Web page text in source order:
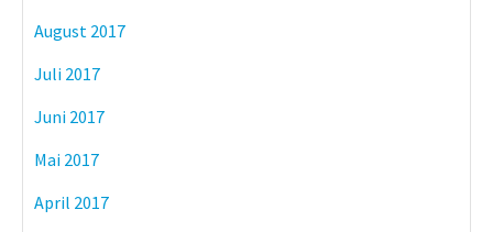
August 2017
Juli 2017
Juni 2017
Mai 2017
April 2017